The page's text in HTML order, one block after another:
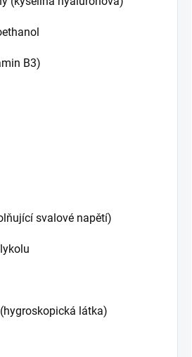
B3)
svalové napětí)
látka)